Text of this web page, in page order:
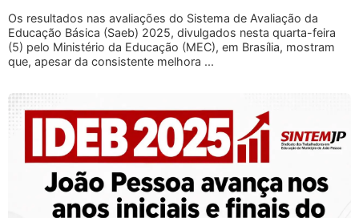
Os resultados nas avaliações do Sistema de Avaliação da
Educação Básica (Saeb) 2025, divulgados nesta quarta-feira
(5) pelo Ministério da Educação (MEC), em Brasília, mostram
que, apesar da consistente melhora ...